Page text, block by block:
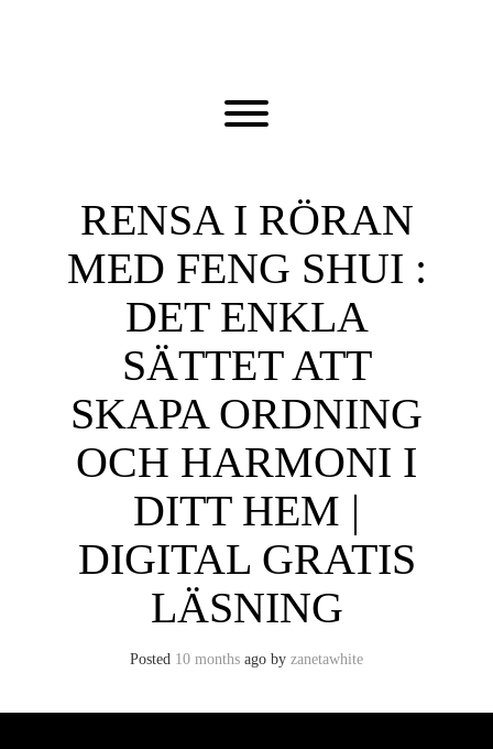
Toggle menu visibility.
RENSA I RÖRAN
MED FENG SHUI :
DET ENKLA
SÄTTET ATT
SKAPA ORDNING
OCH HARMONI I
DITT HEM |
DIGITAL GRATIS
LÄSNING
Posted 10 months ago by zanetawhite